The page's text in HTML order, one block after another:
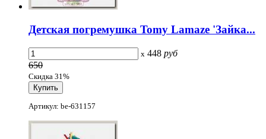
Детская погремушка Tomy Lamaze 'Зайка...
x 448 руб
650
Скидка 31%
Артикул: be-631157